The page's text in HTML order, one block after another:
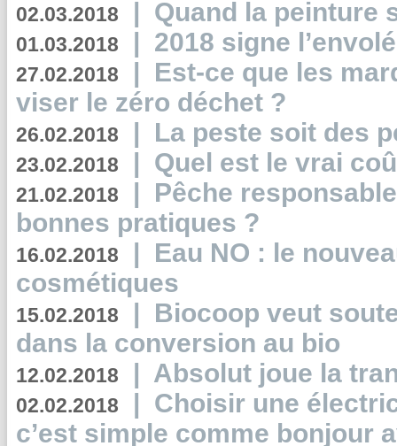
02.03.2018 | Quand la peinture
01.03.2018 | 2018 signe
27.02.2018 | Est-ce que les
viser le zéro déchet ?
26.02.2018 | La peste soit des
23.02.2018 | Quel est le vrai
21.02.2018 | Pêche
bonnes pratiques ?
16.02.2018 | Eau NO : le
cosmétiques
15.02.2018 | Biocoop veut
dans la conversion au bio
12.02.2018 | Absolut joue la
02.02.2018 | Choisir une
c’est simple comme bonjour